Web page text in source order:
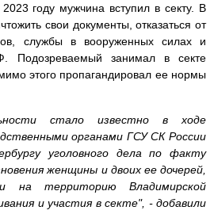
году мужчина вступил в секту. В
свои документы, отказаться от
службы в вооруженных силах и
Подозреваемый занимал в секте
этого пропагандировал ее нормы
стало известно в ходе
органами ГСУ СК России
уголовного дела по факту
женщины и двоих ее дочерей,
на территорию Владимирской
и участия в секте", - добавили